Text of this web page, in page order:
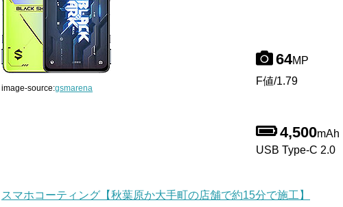
image-source:gsmarena
64MP
F値/1.79
4,500mAh
USB Type-C 2.0
スマホコーティング【秋葉原か大手町の店舗で約15分で施工】